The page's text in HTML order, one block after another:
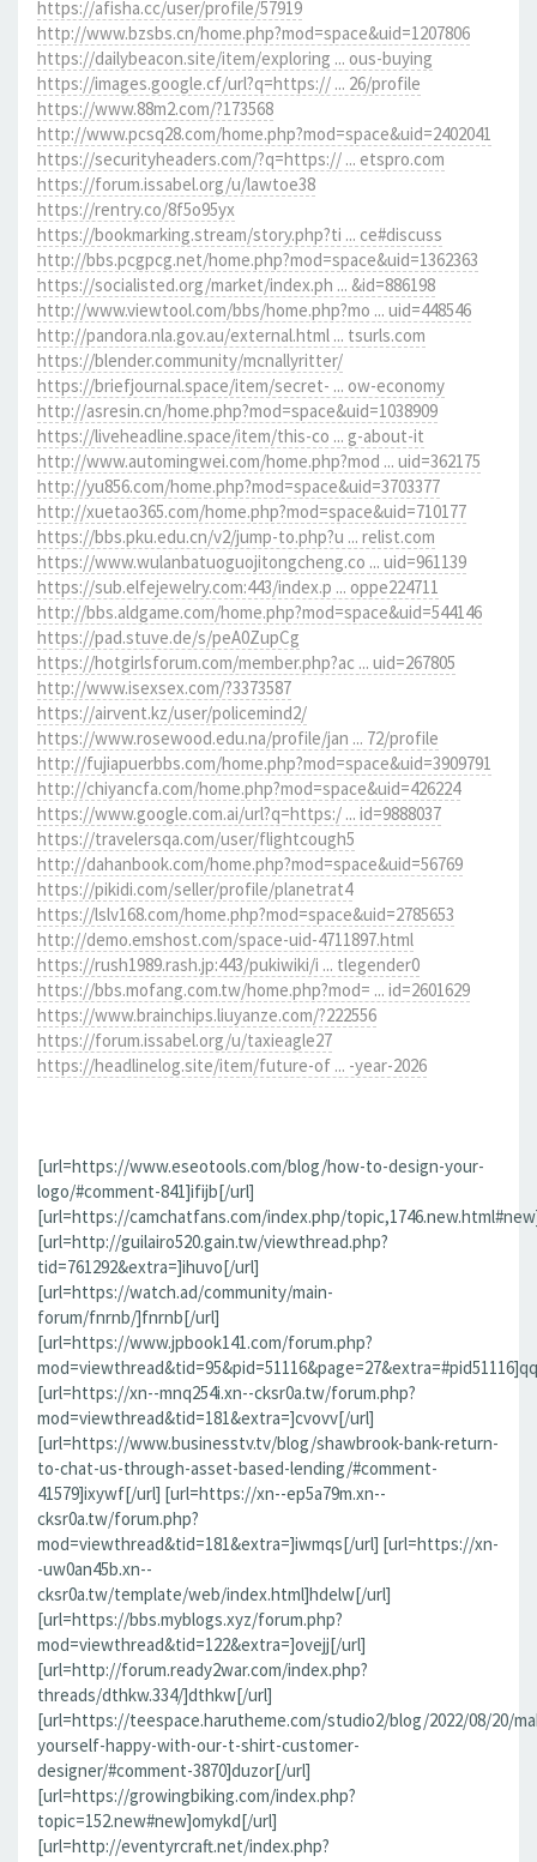
https://afisha.cc/user/profile/57919
http://www.bzsbs.cn/home.php?mod=space&uid=1207806
https://dailybeacon.site/item/exploring ... ous-buying
https://images.google.cf/url?q=https:// ... 26/profile
https://www.88m2.com/?173568
http://www.pcsq28.com/home.php?mod=space&uid=2402041
https://securityheaders.com/?q=https:// ... etspro.com
https://forum.issabel.org/u/lawtoe38
https://rentry.co/8f5o95yx
https://bookmarking.stream/story.php?ti ... ce#discuss
http://bbs.pcgpcg.net/home.php?mod=space&uid=1362363
https://socialisted.org/market/index.ph ... &id=886198
http://www.viewtool.com/bbs/home.php?mo ... uid=448546
http://pandora.nla.gov.au/external.html ... tsurls.com
https://blender.community/mcnallyritter/
https://briefjournal.space/item/secret- ... ow-economy
http://asresin.cn/home.php?mod=space&uid=1038909
https://liveheadline.space/item/this-co ... g-about-it
http://www.automingwei.com/home.php?mod ... uid=362175
http://yu856.com/home.php?mod=space&uid=3703377
http://xuetao365.com/home.php?mod=space&uid=710177
https://bbs.pku.edu.cn/v2/jump-to.php?u ... relist.com
https://www.wulanbatuoguojitongcheng.co ... uid=961139
https://sub.elfejewelry.com:443/index.p ... oppe224711
http://bbs.aldgame.com/home.php?mod=space&uid=544146
https://pad.stuve.de/s/peA0ZupCg
https://hotgirlsforum.com/member.php?ac ... uid=267805
http://www.isexsex.com/?3373587
https://airvent.kz/user/policemind2/
https://www.rosewood.edu.na/profile/jan ... 72/profile
http://fujiapuerbbs.com/home.php?mod=space&uid=3909791
http://chiyancfa.com/home.php?mod=space&uid=426224
https://www.google.com.ai/url?q=https:/ ... id=9888037
https://travelersqa.com/user/flightcough5
http://dahanbook.com/home.php?mod=space&uid=56769
https://pikidi.com/seller/profile/planetrat4
https://lslv168.com/home.php?mod=space&uid=2785653
http://demo.emshost.com/space-uid-4711897.html
https://rush1989.rash.jp:443/pukiwiki/i ... tlegender0
https://bbs.mofang.com.tw/home.php?mod= ... id=2601629
https://www.brainchips.liuyanze.com/?222556
https://forum.issabel.org/u/taxieagle27
https://headlinelog.site/item/future-of ... -year-2026
[url=https://www.eseotools.com/blog/how-to-design-your-
logo/#comment-841]ifijb[/url]
[url=https://camchatfans.com/index.php/
[url=http://guilairo520.gain.tw/viewthread.php?
tid=761292&extra=]ihuvo[/url]
[url=https://watch.ad/community/main-
forum/fnrnb/]fnrnb[/url]
[url=https://www.jpbook141.com/forum.php?
[url=https://xn--mnq254i.xn--cksr0a.tw/forum.php?
mod=viewthread&tid=181&extra=]cvovv[/url]
[url=https://www.businesstv.tv/blog/shawbrook-bank-return-
to-chat-us-through-asset-based-lending/#comment-
41579]ixywf[/url] [url=https://xn--ep5a79m.xn--
cksr0a.tw/forum.php?
mod=viewthread&tid=181&extra=]iwmqs[/url] [url=https://xn-
-uw0an45b.xn--
cksr0a.tw/template/web/index.html]hdelw[/url]
[url=https://bbs.myblogs.xyz/forum.php?
mod=viewthread&tid=122&extra=]ovejj[/url]
[url=http://forum.ready2war.com/index.php?
threads/dthkw.334/]dthkw[/url]
[url=https://teespace.harutheme.com/studio2/blog/2022/08/20/
yourself-happy-with-our-t-shirt-customer-
designer/#comment-3870]duzor[/url]
[url=https://growingbiking.com/index.php?
topic=152.new#new]omykd[/url]
[url=http://eventyrcraft.net/index.php?